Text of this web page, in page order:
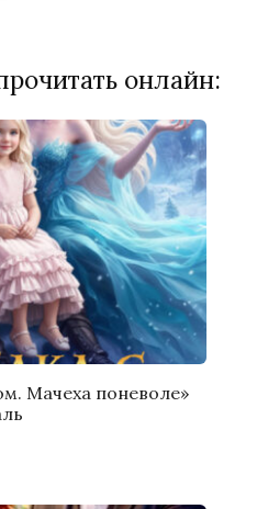
онлайн:
Мачеха поневоле»